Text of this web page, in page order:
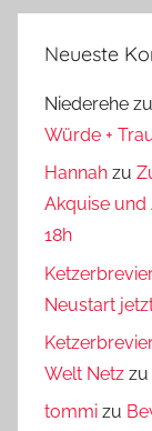
Neueste
Niederehe zu
Würde +
Hannah zu
Akquise und
18h
Neustart
Welt Netz zu
tommi zu